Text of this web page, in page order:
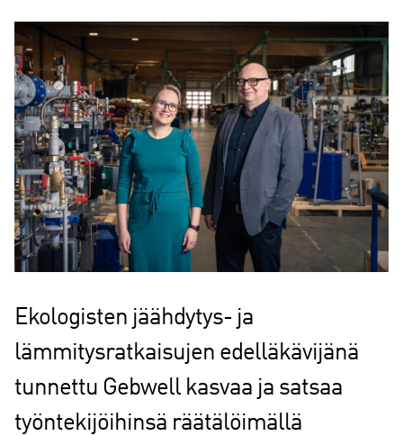
Ekologisten jäähdytys- ja
lämmitysratkaisujen edelläkävijänä
tunnettu Gebwell kasvaa ja satsaa
työntekijöihinsä räätälöimällä